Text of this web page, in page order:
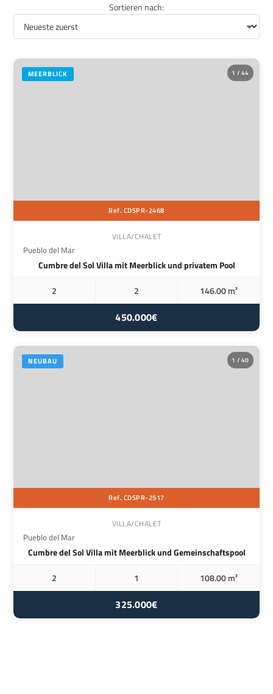
Sortieren nach:
1 / 44
MEERBLICK
Ref. CDSPR-2468
VILLA/CHALET
Pueblo del Mar
Cumbre del Sol Villa mit Meerblick und privatem Pool
2
2 146.00 m²
450.000€
1 / 40
NEUBAU
Ref. CDSPR-2517
VILLA/CHALET
Pueblo del Mar
Cumbre del Sol Villa mit Meerblick und Gemeinschaftspool
2
1 108.00 m²
325.000€